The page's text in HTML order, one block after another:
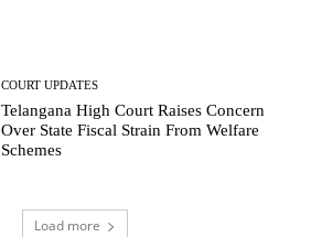
COURT UPDATES
Telangana High Court Raises Concern
Over State Fiscal Strain From Welfare
Schemes
Load more